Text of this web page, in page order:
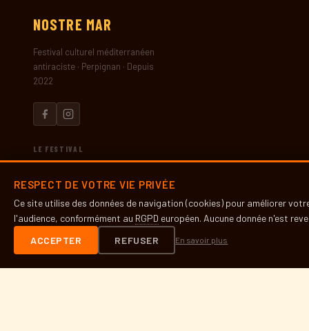
NOSTRE MAR
Festival culturel méditerranéen
antiraciste · Perpignan · Depuis
2022
LE FESTIVAL
Histoire
INFOS PRATIQUES
RESPECT DE VOTRE VIE PRIVÉE
Ce site utilise des données de navigation (cookies) pour améliorer
l'audience, conformément au RGPD européen. Aucune donnée n'est
ACCEPTER
REFUSER En savoir plus